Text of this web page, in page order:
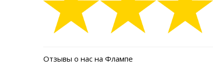
Отзывы о нас на Флампе